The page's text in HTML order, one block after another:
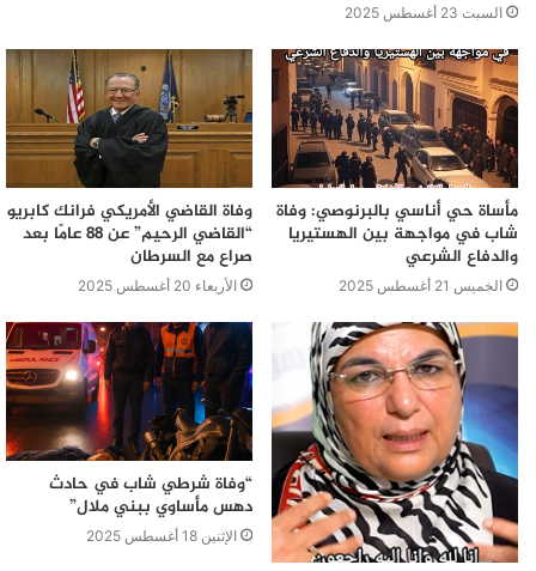
السبت 23 أغسطس 2025
مأساة حي أناسي بالبرنوصي: وفاة
شاب في مواجهة بين الهستيريا
والدفاع الشرعي
الخميس 21 أغسطس 2025
وفاة القاضي الأمريكي فرانك كابريو
“القاضي الرحيم” عن 88 عامًا بعد
صراع مع السرطان
الأربعاء 20 أغسطس 2025
“وفاة شرطي شاب في حادث
دهس مأساوي ببني ملال”
الإثنين 18 أغسطس 2025